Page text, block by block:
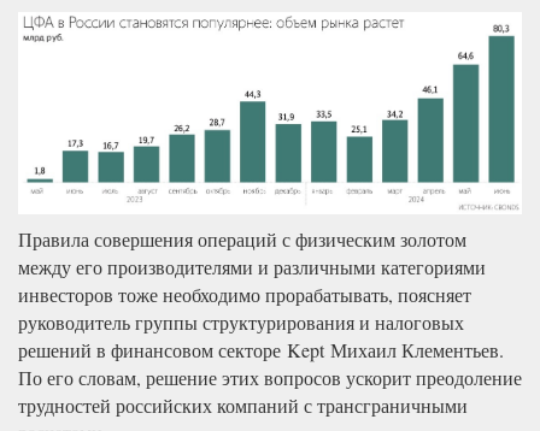
Правила совершения операций с физическим золотом
между его производителями и различными категориями
инвесторов тоже необходимо прорабатывать, поясняет
руководитель группы структурирования и налоговых
решений в финансовом секторе Kept Михаил Клементьев.
По его словам, решение этих вопросов ускорит преодоление
трудностей российских компаний с трансграничными